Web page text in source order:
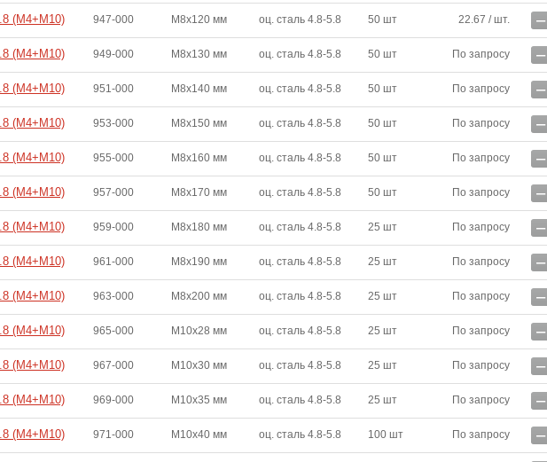
(M4+M10) 947-000 M8x120 мм оц. сталь 4.8-5.8 50 шт 22.67 / шт. −
(M4+M10) 949-000 M8x130 мм оц. сталь 4.8-5.8 50 шт По запросу −
(M4+M10) 951-000 M8x140 мм оц. сталь 4.8-5.8 50 шт По запросу −
(M4+M10) 953-000 M8x150 мм оц. сталь 4.8-5.8 50 шт По запросу −
(M4+M10) 955-000 M8x160 мм оц. сталь 4.8-5.8 50 шт По запросу −
(M4+M10) 957-000 M8x170 мм оц. сталь 4.8-5.8 50 шт По запросу −
(M4+M10) 959-000 M8x180 мм оц. сталь 4.8-5.8 25 шт По запросу −
(M4+M10) 961-000 M8x190 мм оц. сталь 4.8-5.8 25 шт По запросу −
(M4+M10) 963-000 M8x200 мм оц. сталь 4.8-5.8 25 шт По запросу −
(M4+M10) 965-000 M10x28 мм оц. сталь 4.8-5.8 25 шт По запросу −
(M4+M10) 967-000 M10x30 мм оц. сталь 4.8-5.8 25 шт По запросу −
(M4+M10) 969-000 M10x35 мм оц. сталь 4.8-5.8 25 шт По запросу −
(M4+M10) 971-000 M10x40 мм оц. сталь 4.8-5.8 100 шт По запросу −